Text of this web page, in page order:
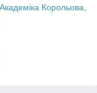
Корольова,